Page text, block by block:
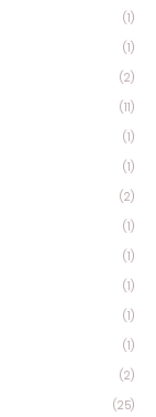
(1)
(1)
(2)
(11)
(1)
(1)
(2)
(1)
(1)
(1)
(1)
(1)
(2)
(25)